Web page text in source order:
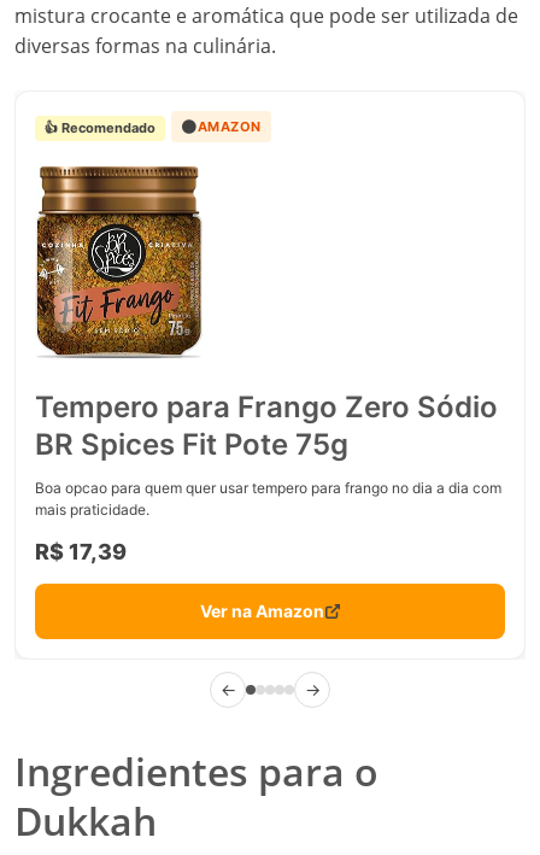
mistura crocante e aromática que pode ser utilizada de
diversas formas na culinária.
👍 Recomendado 🟠AMAZON
Tempero para Frango Zero Sódio
BR Spices Fit Pote 75g
Boa opcao para quem quer usar tempero para frango no dia a dia com
mais praticidade.
R$ 17,39
Ver na Amazon
← →
Ingredientes para o
Dukkah